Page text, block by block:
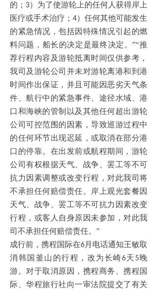
的； 3）为了使游轮上的任何人获得岸上
医疗或手术治疗； 4）任何其他可能发生
的紧急情况，包括因特殊情况引起的燃
料问题，船长的决定是最终决定。”“推
荐行程内容及游轮抵离时间仅供参考，
我司及游轮公司并未对游轮离港和到港
时间作出保证，并且可能因恶劣天气条
件、航行中的紧急事件、途径水域、港
口和海峡的管制以及其他任何超出游轮
公司可控范围的因素，导致巡游过程中
的任何环节出现迟延，或取消在部分港
口的停靠。在出发前或航程期间，游轮
公司有权根据天气、战争、罢工等不可
抗力因素调整或改变行程，对此我司将
不承担任何赔偿责任。岸上观光套餐因
天气、战争、罢工等不可抗力因素改变
行程，或客人自身原因未参加，对此我
司不承担任何赔偿责任。”
成行前，携程国际在6月电话通知王敏取
消韩国釜山的行程，改为长崎6天 5晚
游。对于取消原因，携程商务、携程国
际、华程旅行社向一审法院提交了有关